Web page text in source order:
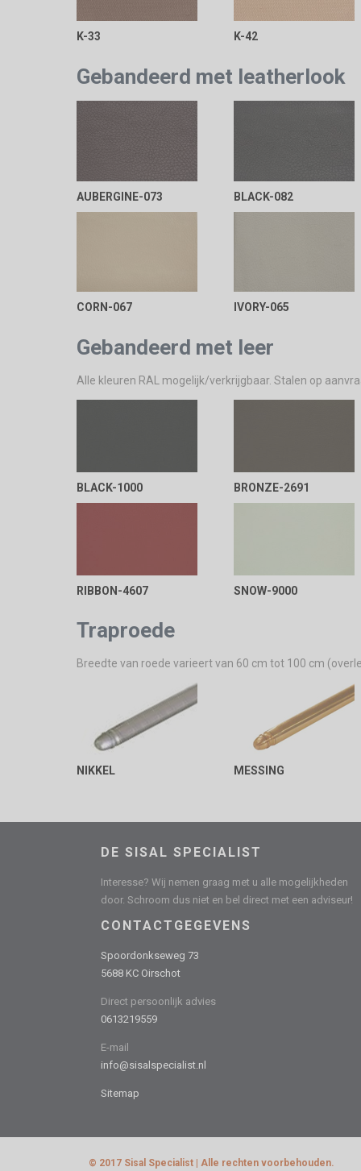
K-33 K-42
Gebandeerd met leatherlook
AUBERGINE-073 BLACK-082
CORN-067 IVORY-065
Gebandeerd met leer
Alle kleuren RAL mogelijk/verkrijgbaar. Stalen op
BLACK-1000 BRONZE-2691
RIBBON-4607 SNOW-9000
Traproede
Breedte van roede varieert van 60 cm tot 100 cm
NIKKEL MESSING
DE SISAL SPECIALIST
Interesse? Wij nemen graag met u alle mogelijkheden
door. Schroom dus niet en bel direct met een adviseur!
CONTACTGEGEVENS
Spoordonkseweg 73
5688 KC Oirschot
Direct persoonlijk advies
0613219559
E-mail
info@sisalspecialist.nl
Sitemap
© 2017 Sisal Specialist | Alle rechten voorbehouden.